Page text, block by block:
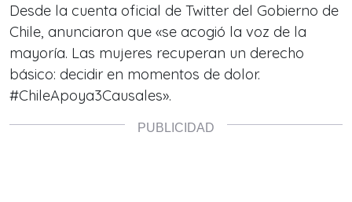
Desde la cuenta oficial de Twitter del Gobierno de
Chile, anunciaron que «se acogió la voz de la
mayoría. Las mujeres recuperan un derecho
básico: decidir en momentos de dolor.
#ChileApoya3Causales».